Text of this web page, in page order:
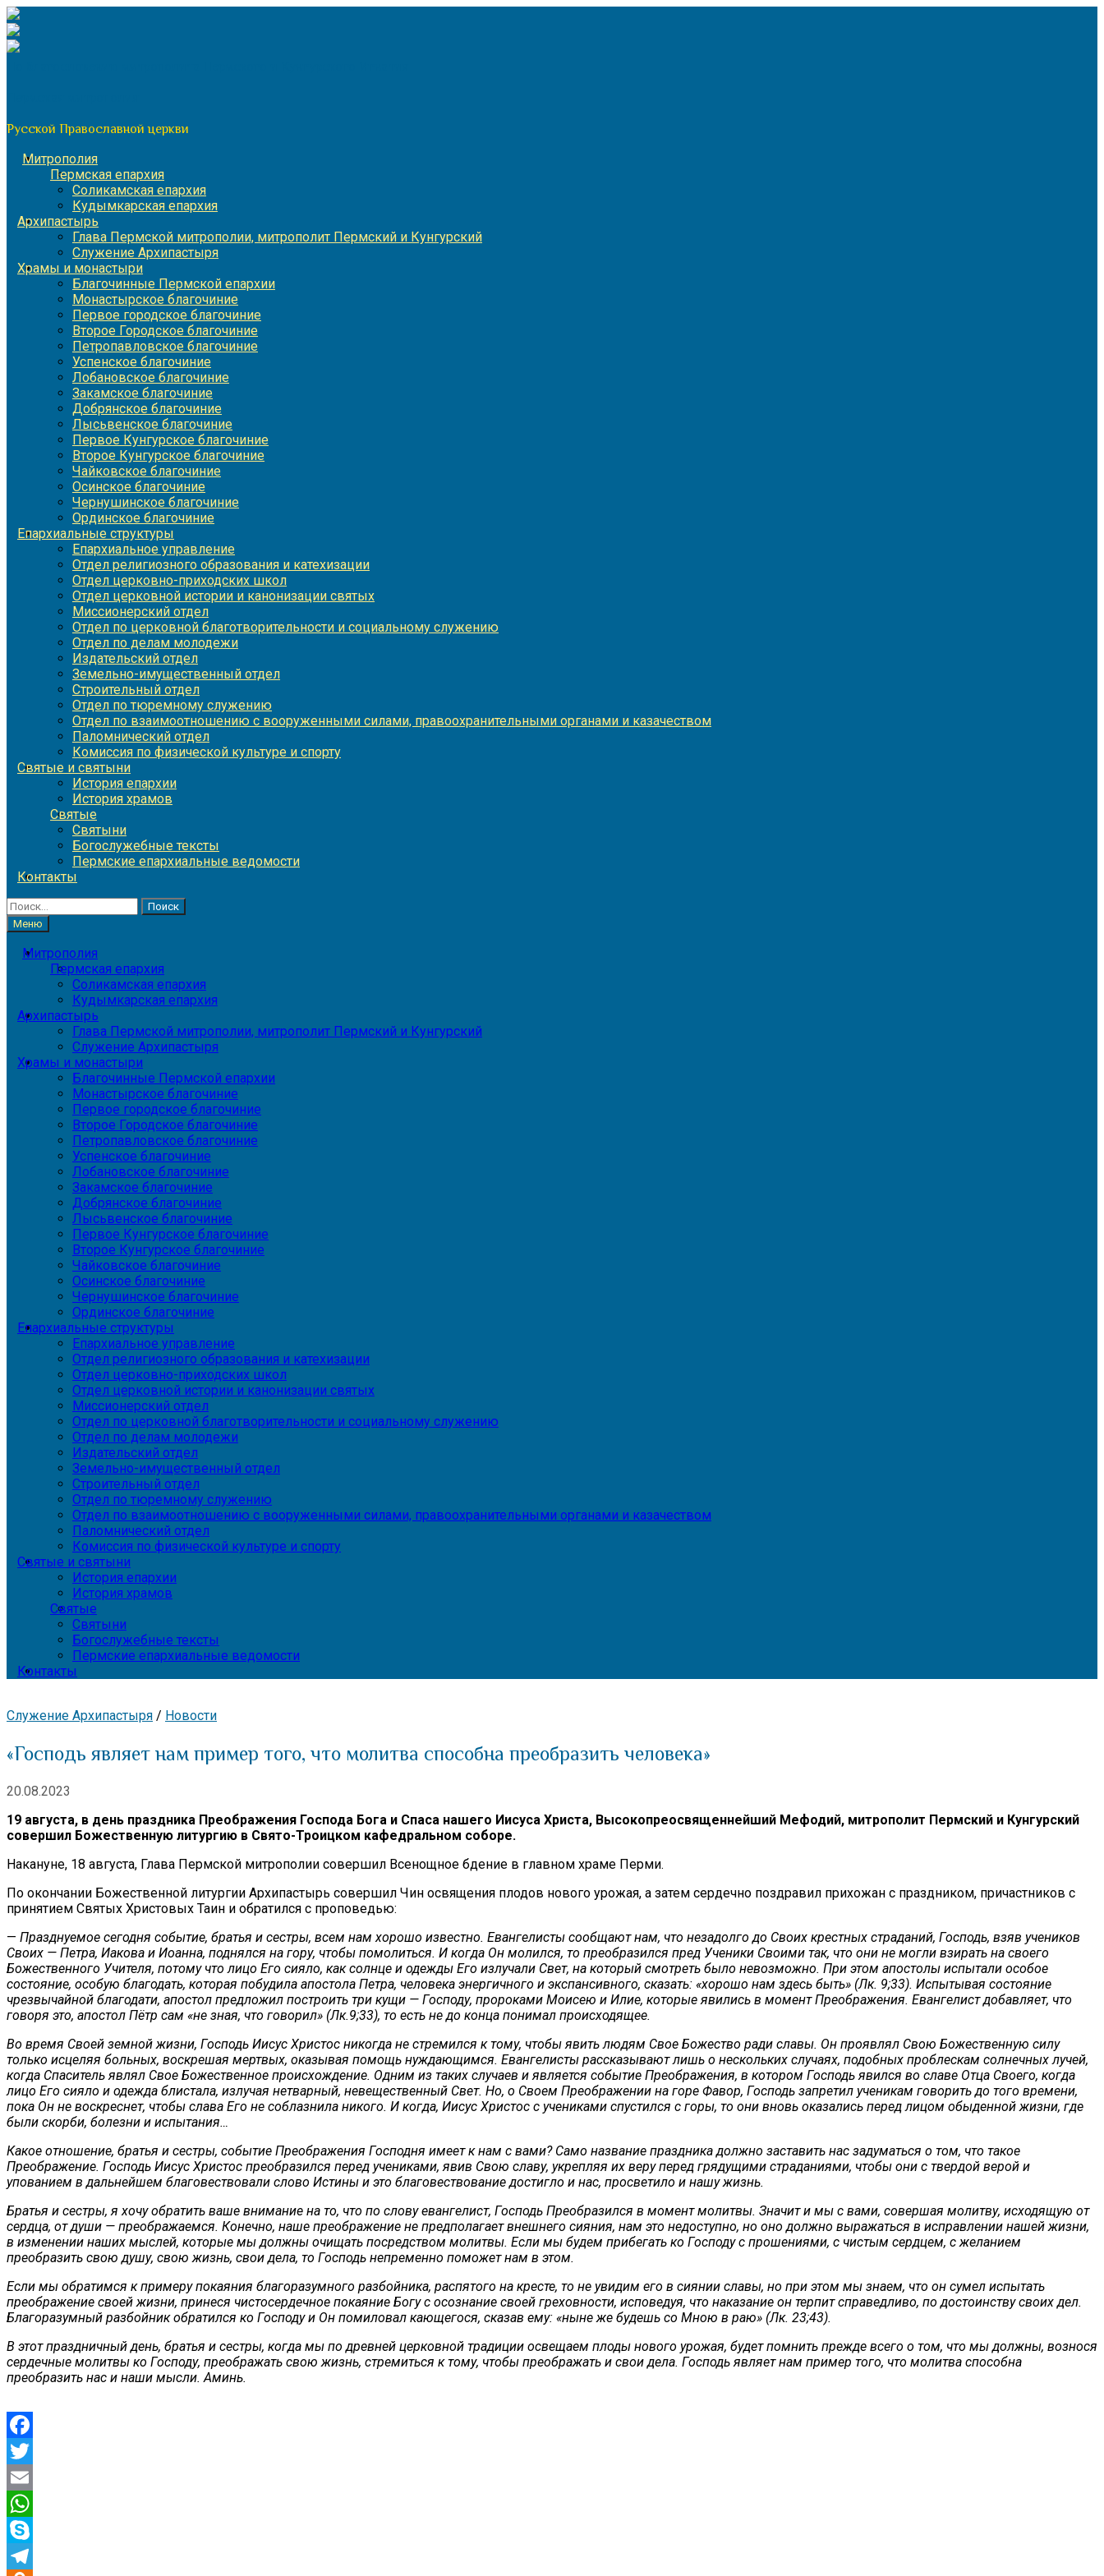
Перейти
к
содержимому
Русской Православной церкви
Митрополия
Пермская епархия
Соликамская епархия
Кудымкарская епархия
Архипастырь
Глава Пермской митрополии, митрополит Пермский и Кунгурский
Служение Архипастыря
Храмы и монастыри
Благочинные Пермской епархии
Монастырское благочиние
Первое городское благочиние
Второе Городское благочиние
Петропавловское благочиние
Успенское благочиние
Лобановское благочиние
Закамское благочиние
Добрянское благочиние
Лысьвенское благочиние
Первое Кунгурское благочиние
Второе Кунгурское благочиние
Чайковское благочиние
Осинское благочиние
Чернушинское благочиние
Ординское благочиние
Епархиальные структуры
Епархиальное управление
Отдел религиозного образования и катехизации
Отдел церковно-приходских школ
Отдел церковной истории и канонизации святых
Миссионерский отдел
Отдел по церковной благотворительности и социальному служению
Отдел по делам молодежи
Издательский отдел
Земельно-имущественный отдел
Строительный отдел
Отдел по тюремному служению
Отдел по взаимоотношению с вооруженными силами, правоохранительными органами и казачеством
Паломнический отдел
Комиссия по физической культуре и спорту
Святые и святыни
История епархии
История храмов
Святые
Святыни
Богослужебные тексты
Пермские епархиальные ведомости
Контакты
Найти:
Меню
Митрополия
Пермская епархия
Соликамская епархия
Кудымкарская епархия
Архипастырь
Глава Пермской митрополии, митрополит Пермский и Кунгурский
Служение Архипастыря
Храмы и монастыри
Благочинные Пермской епархии
Монастырское благочиние
Первое городское благочиние
Второе Городское благочиние
Петропавловское благочиние
Успенское благочиние
Лобановское благочиние
Закамское благочиние
Добрянское благочиние
Лысьвенское благочиние
Первое Кунгурское благочиние
Второе Кунгурское благочиние
Чайковское благочиние
Осинское благочиние
Чернушинское благочиние
Ординское благочиние
Епархиальные структуры
Епархиальное управление
Отдел религиозного образования и катехизации
Отдел церковно-приходских школ
Отдел церковной истории и канонизации святых
Миссионерский отдел
Отдел по церковной благотворительности и социальному служению
Отдел по делам молодежи
Издательский отдел
Земельно-имущественный отдел
Строительный отдел
Отдел по тюремному служению
Отдел по взаимоотношению с вооруженными силами, правоохранительными органами и казачеством
Паломнический отдел
Комиссия по физической культуре и спорту
Святые и святыни
История епархии
История храмов
Святые
Святыни
Богослужебные тексты
Пермские епархиальные ведомости
Контакты
Служение Архипастыря / Новости
«Господь являет нам пример того, что молитва способна преобразить человека»
20.08.2023
19 августа, в день праздника Преображения Господа Бога и Спаса нашего Иисуса Христа, Высокопреосвященнейший Мефодий, митрополит Пермский и Кунгурский
совершил Божественную литургию в Свято-Троицком кафедральном соборе.
Накануне, 18 августа, Глава Пермской митрополии совершил Всенощное бдение в главном храме Перми.
По окончании Божественной литургии Архипастырь совершил Чин освящения плодов нового урожая, а затем сердечно поздравил прихожан с праздником, причастников с
принятием Святых Христовых Таин и обратился с проповедью:
— Празднуемое сегодня событие, братья и сестры, всем нам хорошо известно. Евангелисты сообщают нам, что незадолго до Своих крестных страданий, Господь, взяв учеников
Своих — Петра, Иакова и Иоанна, поднялся на гору, чтобы помолиться. И когда Он молился, то преобразился пред Ученики Своими так, что они не могли взирать на своего
Божественного Учителя, потому что лицо Его сияло, как солнце и одежды Его излучали Свет, на который смотреть было невозможно. При этом апостолы испытали особое
состояние, особую благодать, которая побудила апостола Петра, человека энергичного и экспансивного, сказать: «хорошо нам здесь быть» (Лк. 9;33). Испытывая состояние
чрезвычайной благодати, апостол предложил построить три кущи — Господу, пророками Моисею и Илие, которые явились в момент Преображения. Евангелист добавляет, что
говоря это, апостол Пётр сам «не зная, что говорил» (Лк.9;33), то есть не до конца понимал происходящее.
Во время Своей земной жизни, Господь Иисус Христос никогда не стремился к тому, чтобы явить людям Свое Божество ради славы. Он проявлял Свою Божественную силу
только исцеляя больных, воскрешая мертвых, оказывая помощь нуждающимся. Евангелисты рассказывают лишь о нескольких случаях, подобных проблескам солнечных лучей,
когда Спаситель являл Свое Божественное происхождение. Одним из таких случаев и является событие Преображения, в котором Господь явился во славе Отца Своего, когда
лицо Его сияло и одежда блистала, излучая нетварный, невещественный Свет. Но, о Своем Преображении на горе Фавор, Господь запретил ученикам говорить до того времени,
пока Он не воскреснет, чтобы слава Его не соблазнила никого. И когда, Иисус Христос с учениками спустился с горы, то они вновь оказались перед лицом обыденной жизни, где
были скорби, болезни и испытания…
Какое отношение, братья и сестры, событие Преображения Господня имеет к нам с вами? Само название праздника должно заставить нас задуматься о том, что такое
Преображение. Господь Иисус Христос преобразился перед учениками, явив Свою славу, укрепляя их веру перед грядущими страданиями, чтобы они с твердой верой и
упованием в дальнейшем благовествовали слово Истины и это благовествование достигло и нас, просветило и нашу жизнь.
Братья и сестры, я хочу обратить ваше внимание на то, что по слову евангелист, Господь Преобразился в момент молитвы. Значит и мы с вами, совершая молитву, исходящую от
сердца, от души — преображаемся. Конечно, наше преображение не предполагает внешнего сияния, нам это недоступно, но оно должно выражаться в исправлении нашей жизни,
в изменении наших мыслей, которые мы должны очищать посредством молитвы. Если мы будем прибегать ко Господу с прошениями, с чистым сердцем, с желанием
преобразить свою душу, свою жизнь, свои дела, то Господь непременно поможет нам в этом.
Если мы обратимся к примеру покаяния благоразумного разбойника, распятого на кресте, то не увидим его в сиянии славы, но при этом мы знаем, что он сумел испытать
преображение своей жизни, принеся чистосердечное покаяние Богу с осознание своей греховности, исповедуя, что наказание он терпит справедливо, по достоинству своих дел.
Благоразумный разбойник обратился ко Господу и Он помиловал кающегося, сказав ему: «ныне же будешь со Мною в раю» (Лк. 23;43).
В этот праздничный день, братья и сестры, когда мы по древней церковной традиции освещаем плоды нового урожая, будет помнить прежде всего о том, что мы должны, вознося
сердечные молитвы ко Господу, преображать свою жизнь, стремиться к тому, чтобы преображать и свои дела. Господь являет нам пример того, что молитва способна
преобразить нас и наши мысли. Аминь.
Facebook
Twitter
Email
WhatsApp
Skype